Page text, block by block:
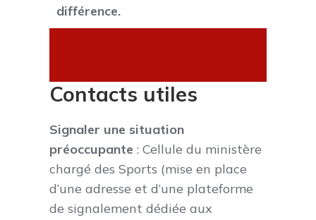
différence.
Contacts utiles
Signaler une situation
préoccupante : Cellule du ministère
chargé des Sports (mise en place
d’une adresse et d’une plateforme
de signalement dédiée aux